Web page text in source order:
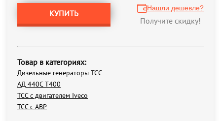
КУПИТЬ
Нашли дешевле?
Получите скидку!
Товар в категориях:
Дизельные генераторы ТСС
АД 440С Т400
ТСС с двигателем Iveco
ТСС с АВР